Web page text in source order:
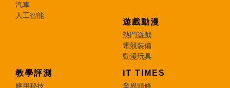
汽車
人工智能
遊戲動漫
熱門遊戲
電競裝備
動漫玩具
教學評測
應用秘技
IT TIMES
業界頭條